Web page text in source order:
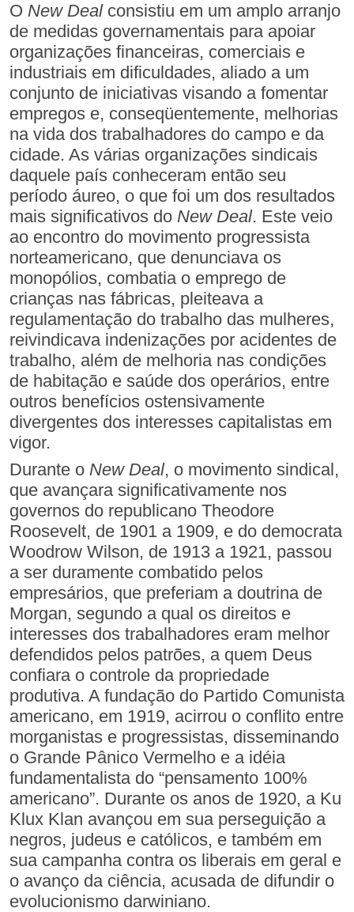
O New Dealconsistiu em um amplo arranjo
de medidas governamentais para apoiar
organizações financeiras, comerciais e
industriais em dificuldades, aliado a um
conjunto de iniciativas visando a fomentar
empregos e, conseqüentemente, melhorias
na vida dos trabalhadores do campo e da
cidade. As várias organizações sindicais
daquele país conheceram então seu
período áureo, o que foi um dos resultados
mais significativos do New Deal. Este veio
ao encontro do movimento progressista
norteamericano, que denunciava os
monopólios, combatia o emprego de
crianças nas fábricas, pleiteava a
regulamentação do trabalho das mulheres,
reivindicava indenizações por acidentes de
trabalho, além de melhoria nas condições
de habitação e saúde dos operários, entre
outros benefícios ostensivamente
divergentes dos interesses capitalistas em
vigor.
Durante o New Deal, o movimento sindical,
que avançara significativamente nos
governos do republicano Theodore
Roosevelt, de 1901 a 1909, e do democrata
Woodrow Wilson, de 1913 a 1921, passou
a ser duramente combatido pelos
empresários, que preferiam a doutrina de
Morgan, segundo a qual os direitos e
interesses dos trabalhadores eram melhor
defendidos pelos patrões, a quem Deus
confiara o controle da propriedade
produtiva. A fundação do Partido Comunista
americano, em 1919, acirrou o conflito entre
morganistas e progressistas, disseminando
o Grande Pânico Vermelho e a idéia
fundamentalista do “pensamento 100%
americano”. Durante os anos de 1920, a Ku
Klux Klan avançou em sua perseguição a
negros, judeus e católicos, e também em
sua campanha contra os liberais em geral e
o avanço da ciência, acusada de difundir o
evolucionismo darwiniano.